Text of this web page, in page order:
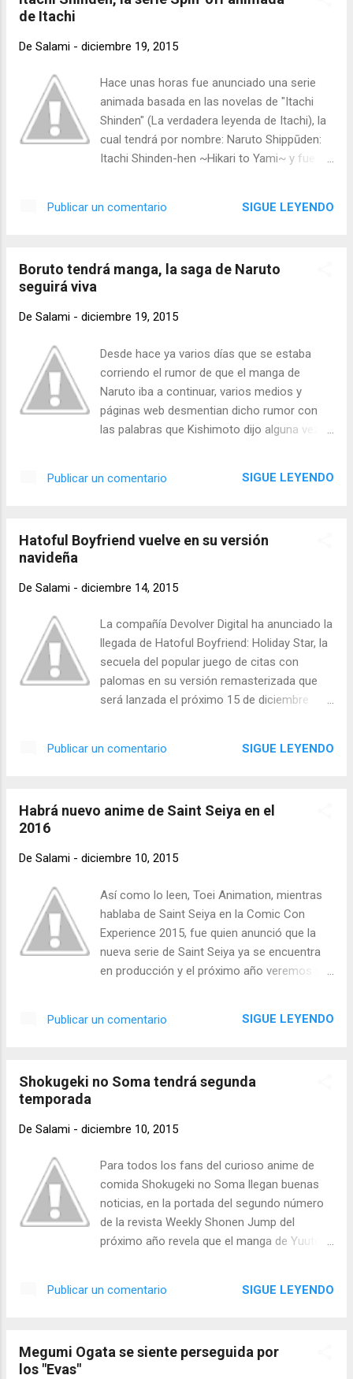
sabemos que la promesa se cumplirá en el
del evento Anime Japan 2016 que se llevará
a cabo en marzo, D. Gray-Man tendrá un
espacio donde posiblemente sean revelados
más detalles. Fuente: ANN
de Itachi
De Salami - diciembre 19, 2015
Hace unas horas fue anunciado una serie
animada basada en las novelas de "Itachi
Shinden" (La verdadera leyenda de Itachi), la
cual tendrá por nombre: Naruto Shippūden:
Itachi Shinden-hen ~Hikari to Yami~ y fue la
confirmada desde la cuenta del twitter oficial
tener a Itachi como protagonista de una
redes sociales éste personaje destaca entre
que lo han elegido precisamente a él para
dar a conocer el porqué, como y de que
forma fue que ideó todo lo que hizo en la
serie original de Naruto. Imagen tomada de
la cuenta oficial de te twitter de
la primavera del próximo año, así que no
Publicar un comentario SIGUE LEYENDO
Boruto tendrá manga, la saga de Naruto
seguirá viva
De Salami - diciembre 19, 2015
Desde hace ya varios días que se estaba
corriendo el rumor de que el manga de
Naruto iba a continuar, varios medios y
páginas web desmentian dicho rumor con
las palabras que Kishimoto dijo alguna vez,
puesto que ya estaba cansado y ni su luna
Ikemoto, el asistente de Kishimoto ahora le
de Anime News Network, el autor original de
supervisará el nuevo proyecto del manga
que saldrá de Boruto, una nueva historia de
Naruto enfocada totalmente en su hijo y la
nueva generación. Así que ya saben,
tendremos todavía más de Naruto y
suficiente con la película de Boruto, querían
probablemente ha si...
Publicar un comentario SIGUE LEYENDO
Hatoful Boyfriend vuelve en su versión
navideña
De Salami - diciembre 14, 2015
La compañía Devolver Digital ha anunciado la
llegada de Hatoful Boyfriend: Holiday Star, la
secuela del popular juego de citas con
palomas en su versión remasterizada que
será lanzada el próximo 15 de diciembre
consolas de Sony Playstation Vita y
juego de citas Hatoful Boyfriend: Holiday
público el anuncio de que dicho título
computadoras de todo el mundo gracias a la
plataforma de videojuegos de Valve, Steam.
En ésta versión del juego veremos algunas
mejoras sobre el juego original, muchas
referencias anime y manga que, sin duda, a
mismo se centra especialmente en la época
Publicar un comentario SIGUE LEYENDO
Habrá nuevo anime de Saint Seiya en el
2016
De Salami - diciembre 10, 2015
Así como lo leen, Toei Animation, mientras
hablaba de Saint Seiya en la Comic Con
Experience 2015, fue quien anunció que la
nueva serie de Saint Seiya ya se encuentra
en producción y el próximo año veremos su
aunque no se han revelado demasiados
preguntamos realmente en que fecha será
segunda parte del 2016. Aquí pueden ver el
Publicar un comentario SIGUE LEYENDO
Shokugeki no Soma tendrá segunda
temporada
De Salami - diciembre 10, 2015
Para todos los fans del curioso anime de
comida Shokugeki no Soma llegan buenas
noticias, en la portada del segundo número
de la revista Weekly Shonen Jump del
próximo año revela que el manga de Yuuto
temporada animada. El anuncio será la
Soma, fue hasta el número 49 de la Weekly
Publicar un comentario SIGUE LEYENDO
Megumi Ogata se siente perseguida por
los "Evas"